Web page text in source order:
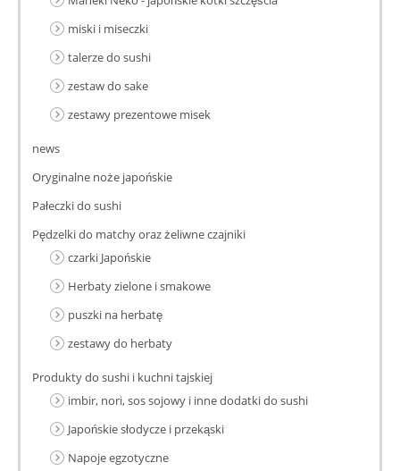
miski i miseczki
talerze do sushi
zestaw do sake
zestawy prezentowe misek
news
Oryginalne noże japońskie
Pałeczki do sushi
Pędzelki do matchy oraz żeliwne czajniki
czarki Japońskie
Herbaty zielone i smakowe
puszki na herbatę
zestawy do herbaty
Produkty do sushi i kuchni tajskiej
imbir, nori, sos sojowy i inne dodatki do sushi
Japońskie słodycze i przekąski
Napoje egzotyczne